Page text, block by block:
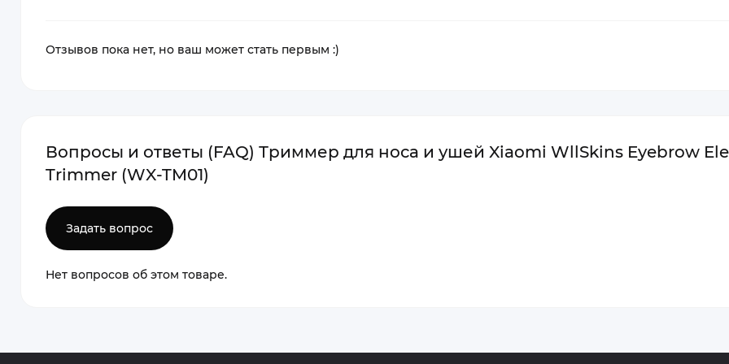
Отзывов пока нет, но ваш может стать первым :)
Вопросы и ответы (FAQ) Триммер для носа и ушей Xiaomi WllSkins Eyebrow
Trimmer (WX-TM01)
Задать вопрос
Нет вопросов об этом товаре.